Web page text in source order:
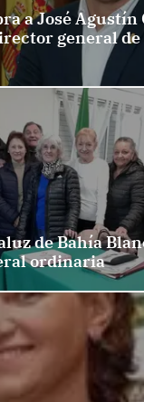
a José Agustín
general
de Bahía
ordinaria